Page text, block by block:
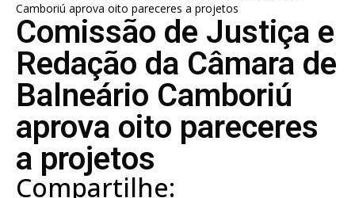
Camboriú aprova oito pareceres a projetos
Comissão de Justiça e
Redação da Câmara de
Balneário Camboriú
aprova oito pareceres
a projetos
Compartilhe: